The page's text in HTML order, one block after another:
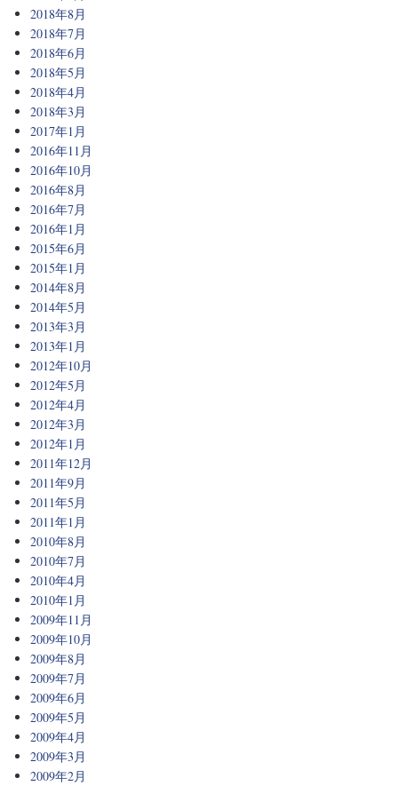
2018年8月
2018年7月
2018年6月
2018年5月
2018年4月
2018年3月
2017年1月
2016年11月
2016年10月
2016年8月
2016年7月
2016年1月
2015年6月
2015年1月
2014年8月
2014年5月
2013年3月
2013年1月
2012年10月
2012年5月
2012年4月
2012年3月
2012年1月
2011年12月
2011年9月
2011年5月
2011年1月
2010年8月
2010年7月
2010年4月
2010年1月
2009年11月
2009年10月
2009年8月
2009年7月
2009年6月
2009年5月
2009年4月
2009年3月
2009年2月